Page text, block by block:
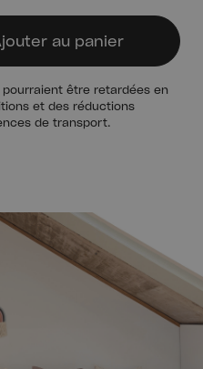
au panier
pourraient être retardées en
et des réductions
de transport.